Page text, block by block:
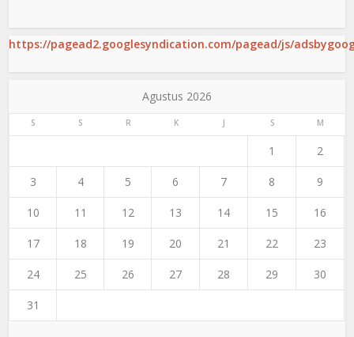
https://pagead2.googlesyndication.com/pagead/js/
Agustus 2026
S S R K J S M
1 2
3 4 5 6 7 8 9
10 11 12 13 14 15 16
17 18 19 20 21 22 23
24 25 26 27 28 29 30
31